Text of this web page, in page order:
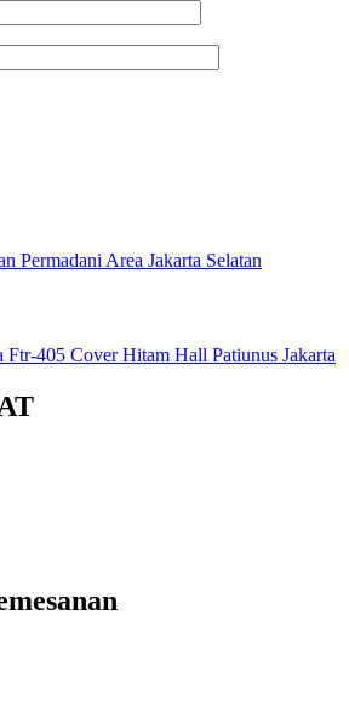
Permadani Area Jakarta Selatan
Ftr-405 Cover Hitam Hall Patiunus Jakarta